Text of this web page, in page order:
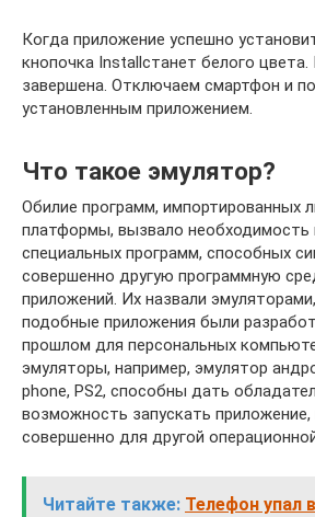
Когда приложение успешно
кнопочка Installстанет белого цвета.
завершена. Отключаем смартфон и
установленным приложением.
Что такое эмулятор?
Обилие программ, импортированных
платформы, вызвало необходимость
специальных программ, способных
совершенно другую программную
приложений. Их назвали
подобные приложения были
прошлом для персональных
эмуляторы, например, эмулятор
phone, PS2, способны дать
возможность запускать приложение,
совершенно для другой
Читайте также: Телефон упал